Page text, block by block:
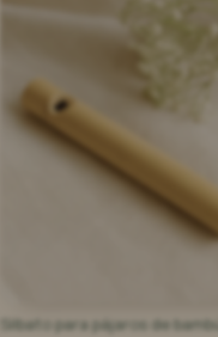
Silbato para pájaros de bambú